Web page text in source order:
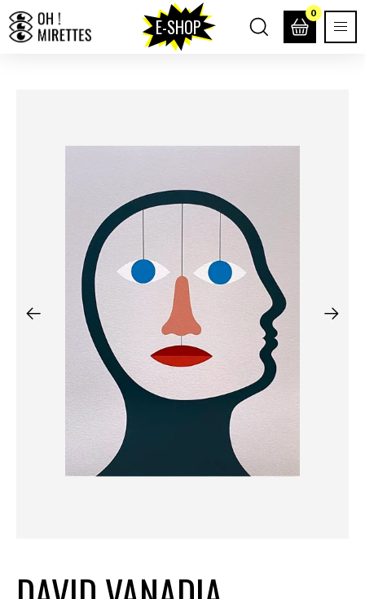
E-SHOP
0